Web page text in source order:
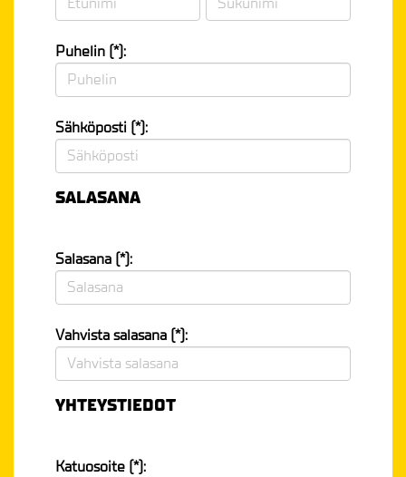
Puhelin (*):
Sähköposti (*):
SALASANA
Salasana (*):
Vahvista salasana (*):
YHTEYSTIEDOT
Katuosoite (*):